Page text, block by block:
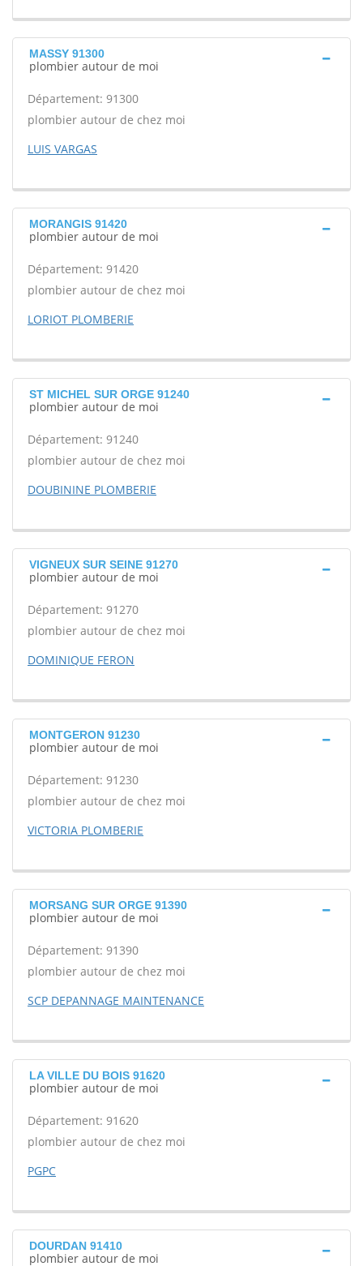
MASSY 91300
plombier autour de moi
Département: 91300
plombier autour de chez moi
LUIS VARGAS
MORANGIS 91420
plombier autour de moi
Département: 91420
plombier autour de chez moi
LORIOT PLOMBERIE
ST MICHEL SUR ORGE 91240
plombier autour de moi
Département: 91240
plombier autour de chez moi
DOUBININE PLOMBERIE
VIGNEUX SUR SEINE 91270
plombier autour de moi
Département: 91270
plombier autour de chez moi
DOMINIQUE FERON
MONTGERON 91230
plombier autour de moi
Département: 91230
plombier autour de chez moi
VICTORIA PLOMBERIE
MORSANG SUR ORGE 91390
plombier autour de moi
Département: 91390
plombier autour de chez moi
SCP DEPANNAGE MAINTENANCE
LA VILLE DU BOIS 91620
plombier autour de moi
Département: 91620
plombier autour de chez moi
PGPC
DOURDAN 91410
plombier autour de moi